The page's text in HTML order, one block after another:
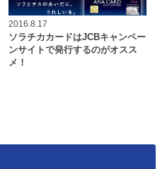
2016.8.17
ソラチカカードはJCBキャンペー
ンサイトで発行するのがオスス
メ！